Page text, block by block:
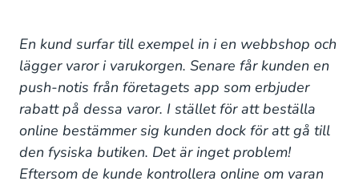
En kund surfar till exempel in i en webbshop och
lägger varor i varukorgen. Senare får kunden en
push-notis från företagets app som erbjuder
rabatt på dessa varor. I stället för att beställa
online bestämmer sig kunden dock för att gå till
den fysiska butiken. Det är inget problem!
Eftersom de kunde kontrollera online om varan